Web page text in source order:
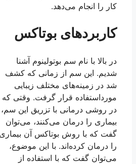
کار را انجام می‌دهد.
کاربردهای بوتاکس
در بالا با نام سم بوتولینوم آشنا
شدیم. این سم از زمانی که کشف
شد در زمینه‌های مختلف زیبایی
مورداستفاده قرار گرفت. وقتی که
در روشی درمانی با تزریق این سم،
بیماری را درمان می‌کنند، می‌توان
گفت که با روش بوتاکس آن بیماری
را درمان کرده‌اند. با این موضوع،
می‌توان گفت که با استفاده از